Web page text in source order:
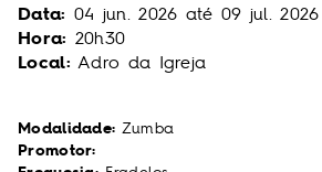
Data: 04 jun. 2026 até 09 jul. 2026
Hora: 20h30
Local: Adro da Igreja
Modalidade: Zumba
Promotor: